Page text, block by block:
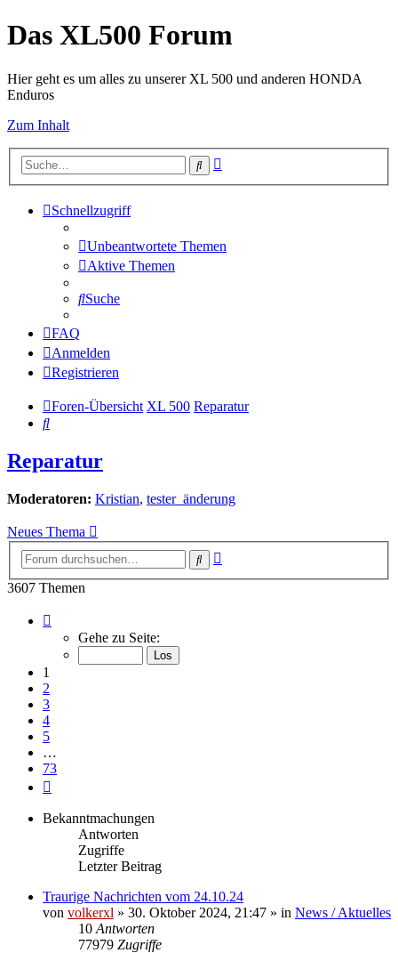
Das XL500 Forum
Hier geht es um alles zu unserer XL 500 und anderen HONDA
Enduros
Zum Inhalt
Suche
Schnellzugriff
Unbeantwortete Themen
Aktive Themen
Suche
FAQ
Anmelden
Registrieren
Foren-Übersicht XL 500 Reparatur
Suche
Reparatur
Moderatoren: Kristian, tester_änderung
Neues Thema
Suche
3607 Themen
von
Gehe zu Seite:
1
2
3
4
5
…
73
Bekanntmachungen
Antworten
Zugriffe
Letzter Beitrag
Traurige Nachrichten vom 24.10.24
von volkerxl » 30. Oktober 2024, 21:47 » in News / Aktuelles
10 Antworten
77979 Zugriffe